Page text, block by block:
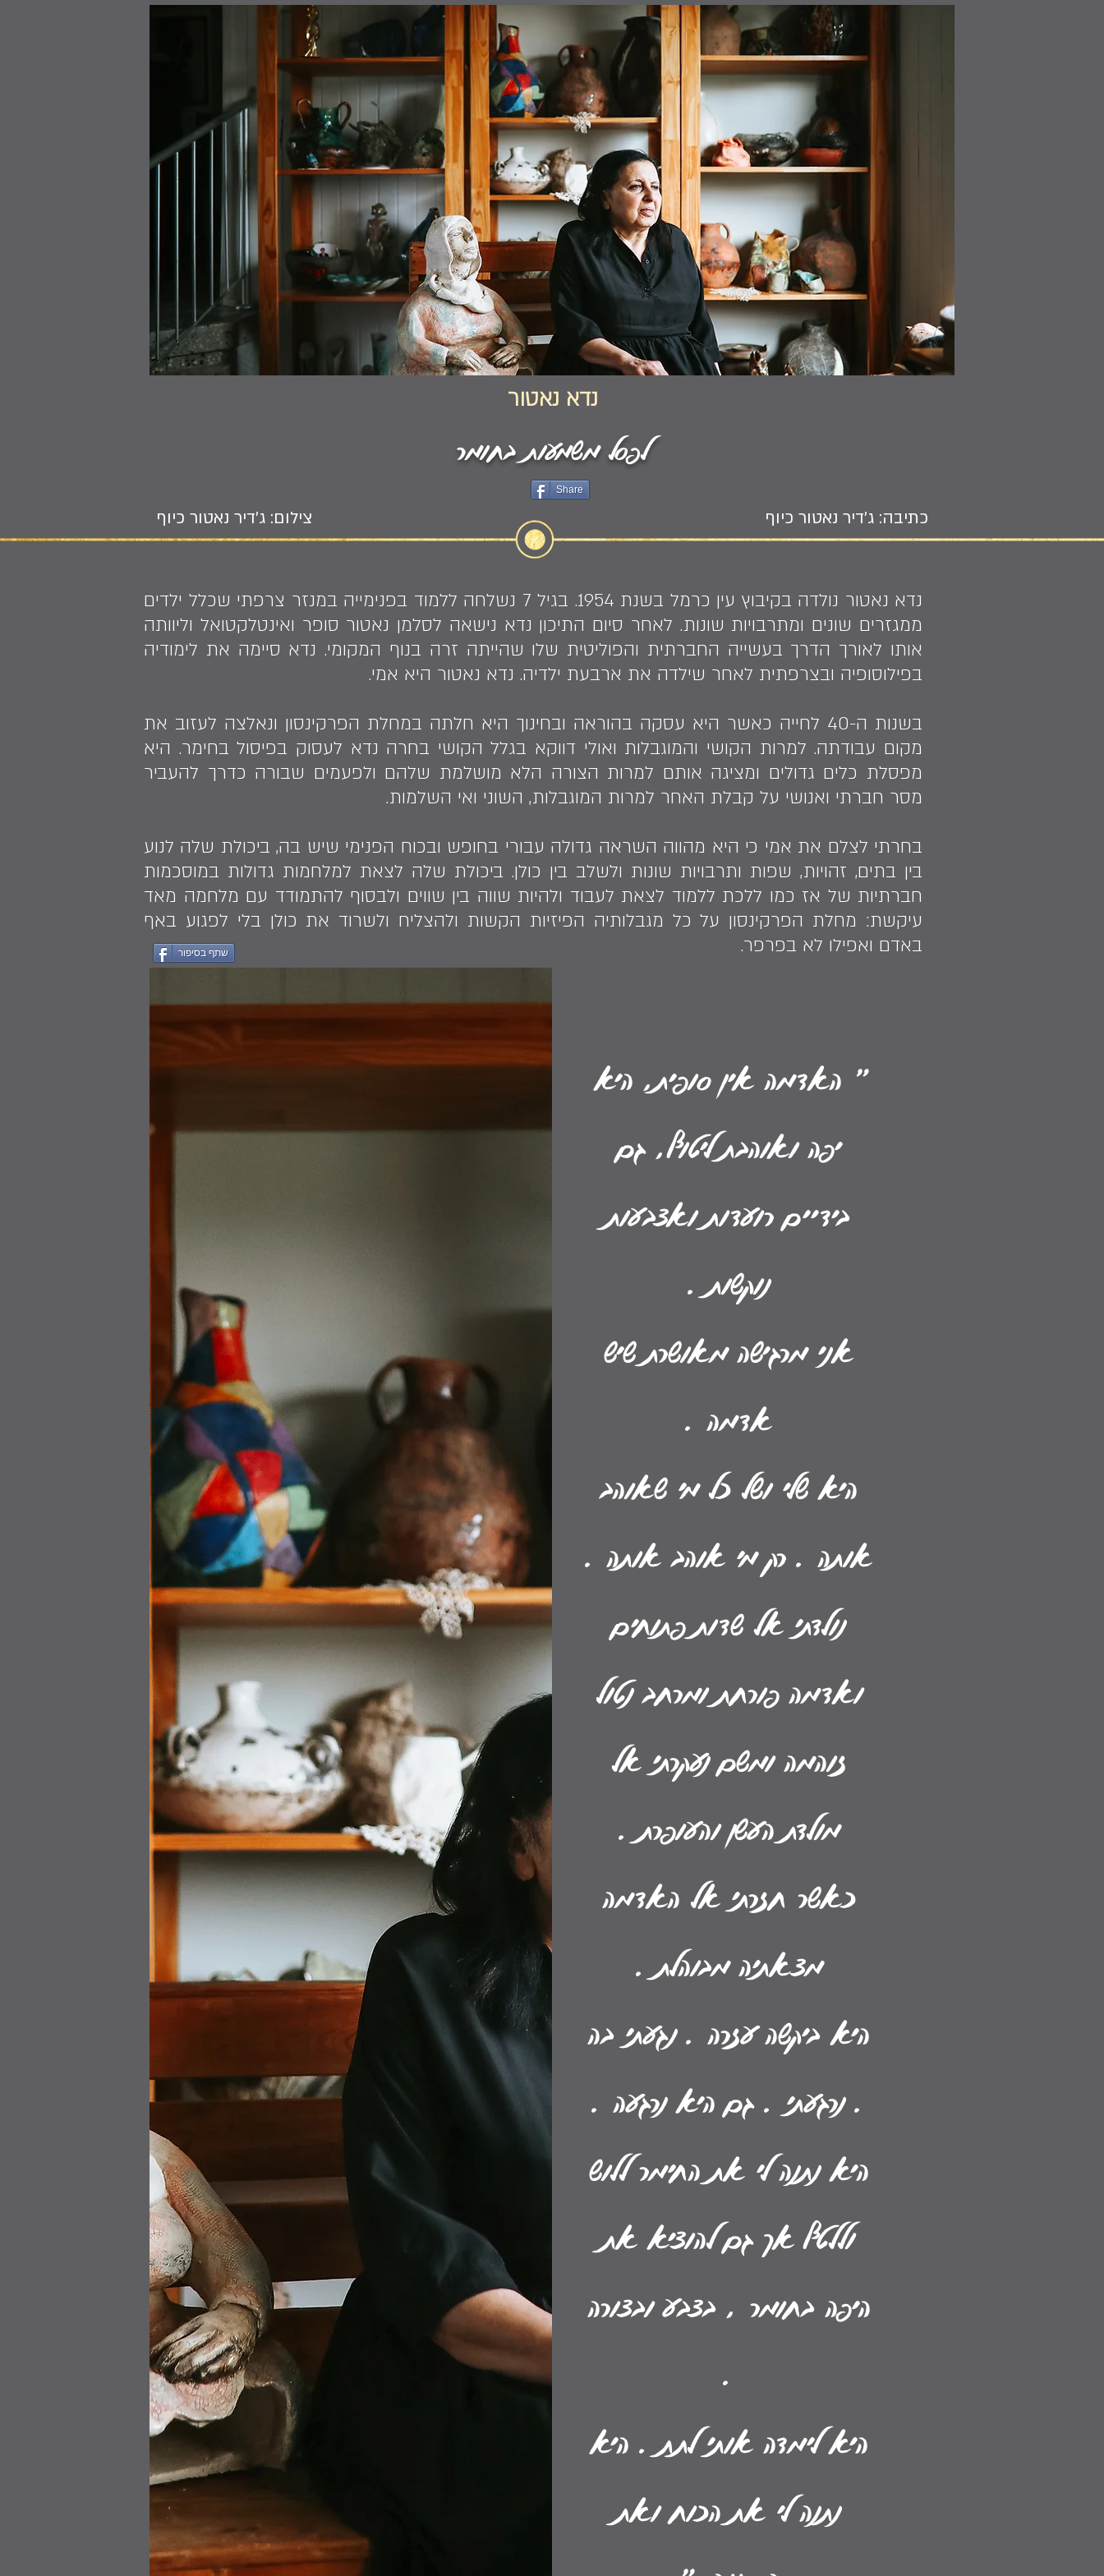
נדא נאטור
לפסל משמעות בחומר
Share
כתיבה: ג'דיר נאטור כיוף צילום: ג'דיר נאטור כיוף
נדא נאטור נולדה בקיבוץ עין כרמל בשנת 1954. בגיל 7 נשלחה ללמוד בפנימייה במנזר צרפתי שכלל ילדים
ממגזרים שונים ומתרבויות שונות. לאחר סיום התיכון נדא נישאה לסלמן נאטור סופר ואינטלקטואל וליוותה
אותו לאורך הדרך בעשייה החברתית והפוליטית שלו שהייתה זרה בנוף המקומי. נדא סיימה את לימודיה
בפילוסופיה ובצרפתית לאחר שילדה את ארבעת ילדיה. נדא נאטור היא אמי.
בשנות ה-40 לחייה כאשר היא עסקה בהוראה ובחינוך היא חלתה במחלת הפרקינסון ונאלצה לעזוב את
מקום עבודתה. למרות הקושי והמוגבלות ואולי דווקא בגלל הקושי בחרה נדא לעסוק בפיסול בחימר. היא
מפסלת כלים גדולים ומציגה אותם למרות הצורה הלא מושלמת שלהם ולפעמים שבורה כדרך להעביר
מסר חברתי ואנושי על קבלת האחר למרות המוגבלות, השוני ואי השלמות.
בחרתי לצלם את אמי כי היא מהווה השראה גדולה עבורי בחופש ובכוח הפנימי שיש בה, ביכולת שלה לנוע
בין בתים, זהויות, שפות ותרבויות שונות ולשלב בין כולן. ביכולת שלה לצאת למלחמות גדולות במוסכמות
חברתיות של אז כמו ללכת ללמוד לצאת לעבוד ולהיות שווה בין שווים ולבסוף להתמודד עם מלחמה מאד
עיקשת: מחלת הפרקינסון על כל מגבלותיה הפיזיות הקשות ולהצליח ולשרוד את כולן בלי לפגוע באף
באדם ואפילו לא בפרפר.
שתף בסיפור
" האדמה אין סופית, היא
יפה ואוהבת ליטוף, גם
בידיים רועדות ואצבעות
נוקשות .
אני מרגישה מאושרת שיש
אדמה .
היא שלי ושל כל מי שאוהב
אותה . רק מי אוהב אותה .
נולדתי אל שדות פתוחים
ואדמה פורחת ומרחב נטול
זוהמה ומשם נעקרתי אל
מולדת העשן והעופרת .
כאשר חזרתי אל האדמה
מצאתיה מבוהלת .
היא ביקשה עזרה . נגעתי בה
. נרגעתי . גם היא נרגעה .
היא נתנה לי את החימר ללוש
וללטף אך גם להוציא את
היפה בחומר , בצבע ובצורה
.
היא לימדה אותי לתת . היא
נתנה לי את הכוח ואת